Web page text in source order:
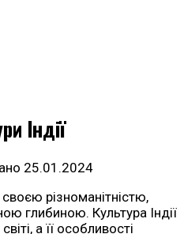
Індії
25.01.2024
різноманітністю,
глибиною. Культура Індії
а її особливості